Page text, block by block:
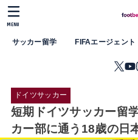
サッカー留学 FIFAエージェント
MENU
ドイツサッカー
短期ドイツサッカー留
カー部に通う18歳の日